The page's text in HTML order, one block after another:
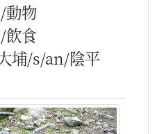
動物
飲食
埔/s/an/陰平